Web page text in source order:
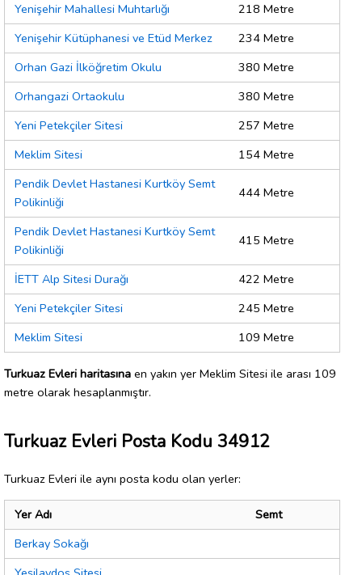
Yenişehir Mahallesi Muhtarlığı
218 Metre
Yenişehir Kütüphanesi ve Etüd Merkez
234 Metre
Orhan Gazi İlköğretim Okulu
380 Metre
Orhangazi Ortaokulu
380 Metre
Yeni Petekçiler Sitesi
257 Metre
Meklim Sitesi
154 Metre
Pendik Devlet Hastanesi Kurtköy Semt
Polikinliği
444 Metre
Pendik Devlet Hastanesi Kurtköy Semt
Polikinliği
415 Metre
İETT Alp Sitesi Durağı
422 Metre
Yeni Petekçiler Sitesi
245 Metre
Meklim Sitesi
109 Metre
Turkuaz Evleri haritasına en yakın yer Meklim Sitesi ile arası 109
metre olarak hesaplanmıştır.
Turkuaz Evleri Posta Kodu 34912
Turkuaz Evleri ile aynı posta kodu olan yerler:
Yer Adı
Semt
Berkay Sokağı